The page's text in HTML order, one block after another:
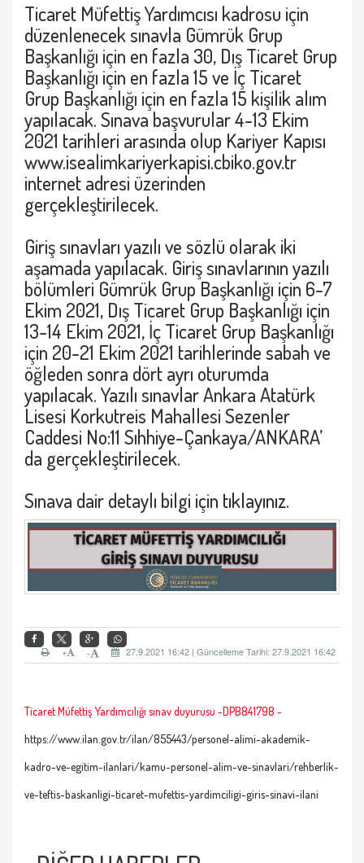
Ticaret Müfettiş Yardımcısı kadrosu için
düzenlenecek sınavla Gümrük Grup
Başkanlığı için en fazla 30, Dış Ticaret Grup
Başkanlığı için en fazla 15 ve İç Ticaret
Grup Başkanlığı için en fazla 15 kişilik alım
yapılacak. Sınava başvurular 4-13 Ekim
2021 tarihleri arasında olup Kariyer Kapısı
www.isealimkariyerkapisi.cbiko.gov.tr
internet adresi üzerinden
gerçekleştirilecek.
Giriş sınavları yazılı ve sözlü olarak iki
aşamada yapılacak. Giriş sınavlarının yazılı
bölümleri Gümrük Grup Başkanlığı için 6-7
Ekim 2021, Dış Ticaret Grup Başkanlığı için
13-14 Ekim 2021, İç Ticaret Grup Başkanlığı
için 20-21 Ekim 2021 tarihlerinde sabah ve
öğleden sonra dört ayrı oturumda
yapılacak. Yazılı sınavlar Ankara Atatürk
Lisesi Korkutreis Mahallesi Sezenler
Caddesi No:11 Sıhhiye-Çankaya/ANKARA’
da gerçekleştirilecek.
Sınava dair detaylı bilgi için tıklayınız.
27.9.2021 16:42 | Güncelleme Tarihi: 27.9.2021 16:42
-
+
Ticaret Müfettiş Yardımcılığı sınav duyurusu -DPB841798 -
https://www.ilan.gov.tr/ilan/855443/personel-alimi-akademik-
kadro-ve-egitim-ilanlari/kamu-personel-alim-ve-sinavlari/rehberlik-
ve-teftis-baskanligi-ticaret-mufettis-yardimciligi-giris-sinavi-ilani